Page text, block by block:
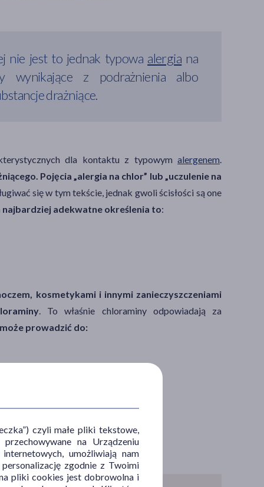
nie jest to jednak typowa alergia na
wynikające z podrażnienia albo
drażniące.
dla kontaktu z typowym alergenem.
Pojęcia „alergia na chlor” lub „uczulenie na
się w tym tekście, jednak gwoli ścisłości są one
adekwatne określenia to:
kosmetykami i innymi zanieczyszczeniami
.
To właśnie chloraminy odpowiadają za
prowadzić do:
czyli małe pliki tekstowe,
na Urządzeniu
umożliwiają nam
zgodnie z Twoimi
pliki cookies jest dobrowolna i